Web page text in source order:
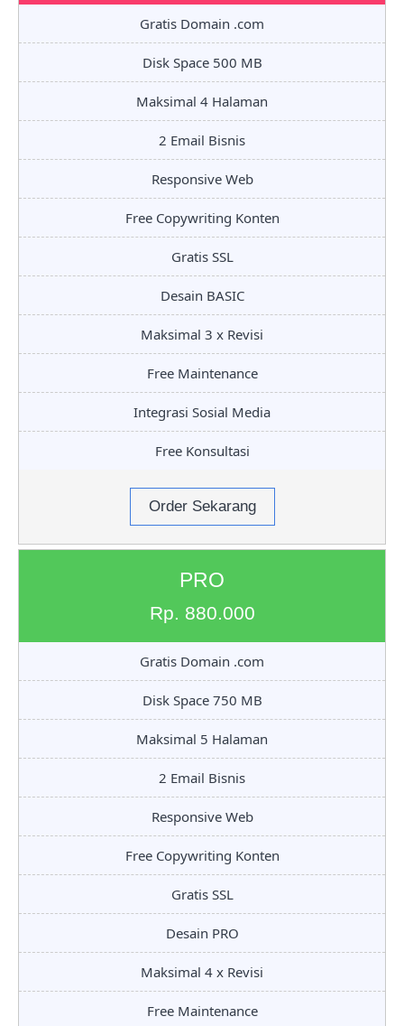
Gratis Domain .com
Disk Space 500 MB
Maksimal 4 Halaman
2 Email Bisnis
Responsive Web
Free Copywriting Konten
Gratis SSL
Desain BASIC
Maksimal 3 x Revisi
Free Maintenance
Integrasi Sosial Media
Free Konsultasi
Order Sekarang
PRO
Rp. 880.000
Gratis Domain .com
Disk Space 750 MB
Maksimal 5 Halaman
2 Email Bisnis
Responsive Web
Free Copywriting Konten
Gratis SSL
Desain PRO
Maksimal 4 x Revisi
Free Maintenance